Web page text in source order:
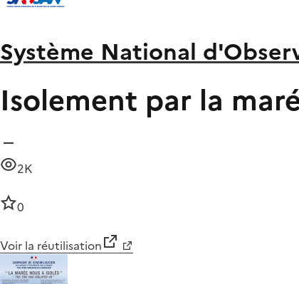
Système National
Isolement par la
2K
0
Voir la réutilisation